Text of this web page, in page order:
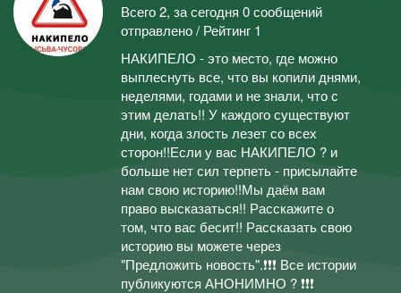
Всего 2, за сегодня 0 сообщений
отправлено / Рейтинг 1
НАКИПЕЛО - это место, где можно
выплеснуть все, что вы копили днями,
неделями, годами и не знали, что с
этим делать!! У каждого существуют
дни, когда злость лезет со всех
сторон!!Если у вас НАКИПЕЛО ? и
больше нет сил терпеть - присылайте
нам свою историю!!Мы даём вам
право высказаться!! Расскажите о
том, что вас бесит!! Рассказать свою
историю вы можете через
"Предложить новость".❗❗❗ Все истории
публикуются АНОНИМНО ? ❗❗❗